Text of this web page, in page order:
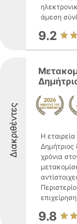
άμεση
9.2
Διακριθέντες
Η
Δημήτριος
χρόνια
9.8